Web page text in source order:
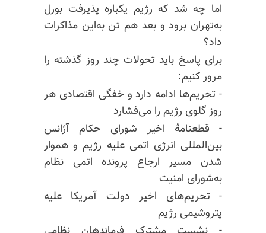
اما چه شد که رژیم یکباره پذیرفت بورل
به‌تهران برود و بعد هم تن به‌این مذاکرات
داد؟
برای پاسخ باید تحولات چند روز گذشته را
مرور کنیم:
- تحریم‌ها ادامه دارد و خفگی اقتصادی هر
روز گلوی رژیم را می‌فشارد
- قطعنامهٔ اخیر شورای حکام آژانس
بین‌المللی انرژی اتمی علیه رژیم و هموار
شدن مسیر ارجاع پرونده اتمی نظام
به‌شورای امنیت
- تحریم‌های اخیر دولت آمریکا علیه
پتروشیمی رژیم